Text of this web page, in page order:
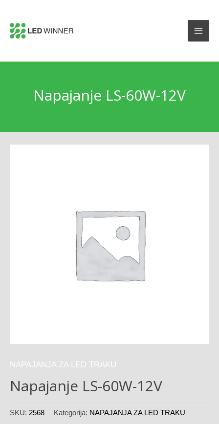
Napajanje LS-60W-12V
NAPAJANJA ZA LED TRAKU
Napajanje LS-60W-12V
SKU: 2568 Kategorija: NAPAJANJA ZA LED TRAKU